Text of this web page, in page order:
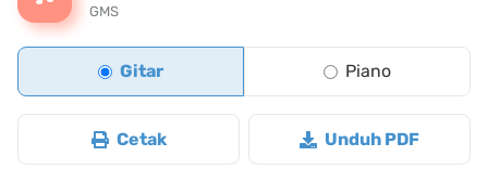
GMS
Gitar Piano
Cetak Unduh PDF